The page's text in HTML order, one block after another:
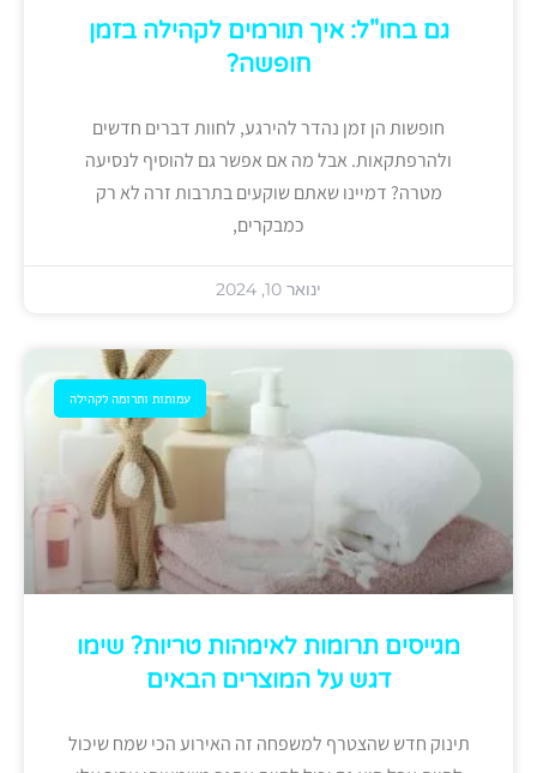
גם בחו"ל: איך תורמים לקהילה בזמן
חופשה?
חופשות הן זמן נהדר להירגע, לחוות דברים חדשים
ולהרפתקאות. אבל מה אם אפשר גם להוסיף לנסיעה
מטרה? דמיינו שאתם שוקעים בתרבות זרה לא רק
כמבקרים,
ינואר 10, 2024
עמותות ותרומה לקהילה
מגייסים תרומות לאימהות טריות? שימו
דגש על המוצרים הבאים
תינוק חדש שהצטרף למשפחה זה האירוע הכי שמח שיכול